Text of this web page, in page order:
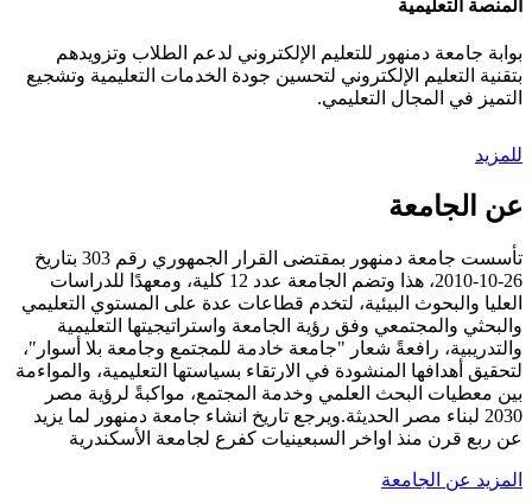
المنصة التعليمية
بوابة جامعة دمنهور للتعليم الإلكتروني لدعم الطلاب وتزويدهم
بتقنية التعليم الإلكتروني لتحسين جودة الخدمات التعليمية وتشجيع
التميز في المجال التعليمي.
للمزيد
عن الجامعة
تأسست جامعة دمنهور بمقتضى القرار الجمهوري رقم 303 بتاريخ
26-10-2010، هذا وتضم الجامعة عدد 12 كلية، ومعهدًا للدراسات
العليا والبحوث البيئية، لتخدم قطاعات عدة على المستوي التعليمي
والبحثي والمجتمعي وفق رؤية الجامعة واستراتيجيتها التعليمية
والتدريبية، رافعةً شعار "جامعة خادمة للمجتمع وجامعة بلا أسوار"،
لتحقيق أهدافها المنشودة في الارتقاء بسياستها التعليمية، والمواءمة
بين معطيات البحث العلمي وخدمة المجتمع، مواكبةً لرؤية مصر
2030 لبناء مصر الحديثة.ويرجع تاريخ انشاء جامعة دمنهور لما يزيد
عن ربع قرن منذ اواخر السبعينيات كفرع لجامعة الأسكندرية
المزيد عن الجامعة